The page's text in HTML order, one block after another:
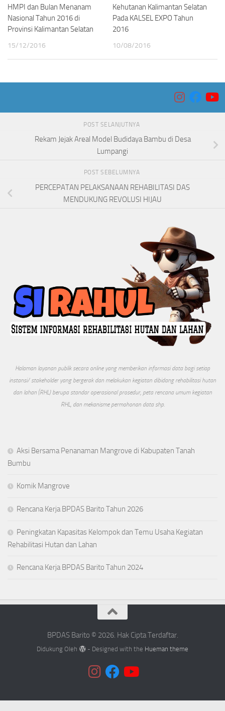
HMPI dan Bulan Menanam
Nasional Tahun 2016 di
Provinsi Kalimantan Selatan
15/12/2016
Kehutanan Kalimantan Selatan
Pada KALSEL EXPO Tahun
2016
10/08/2016
POST SELANJUTNYA
Rekam Jejak Areal Model Budidaya Bambu di Desa
Lumpangi
POST SEBELUMNYA
PERCEPATAN PELAKSANAAN REHABILITASI DAS
MENDUKUNG REVOLUSI HIJAU
Halaman layanan publik secara online yang memberikan informasi data bagi setiap
instansi/ stakeholder yang bergerak dan melakukan kegiatan dibidang rehabilitasi hutan
dan lahan (RHL) berupa standar operasional prosedur, peta rencana umum kegiatan
RHL, dan mekanisme permohonan data shp.
Aksi Bersama Penanaman Mangrove di Kabupaten Tanah
Bumbu
Komik Mangrove
Rencana Kerja BPDAS Barito Tahun 2026
Peningkatan Kapasitas Kelompok dan Temu Usaha Kegiatan
Rehabilitasi Hutan dan Lahan
Rencana Kerja BPDAS Barito Tahun 2024
BPDAS Barito © 2026. Hak Cipta Terdaftar.
Didukung Oleh - Designed with the Hueman theme